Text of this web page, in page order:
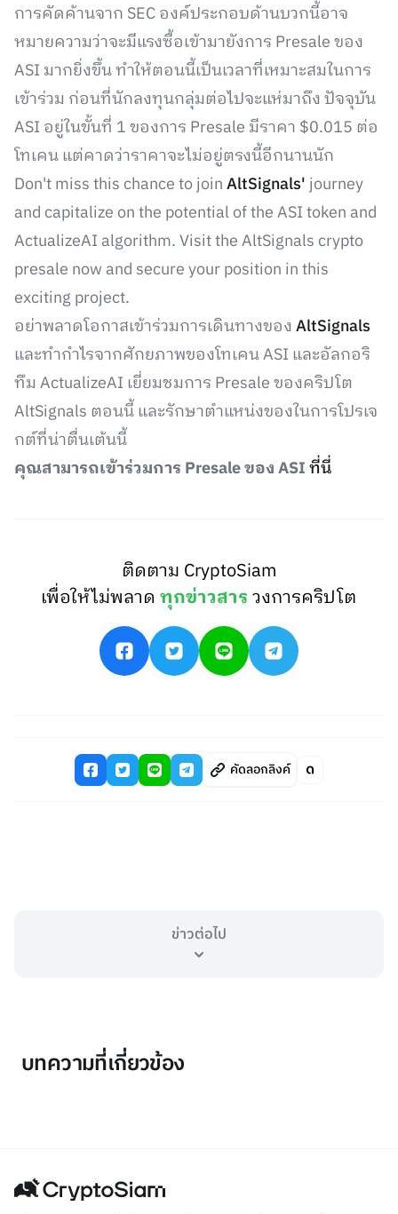
การคัดค้านจาก SEC องค์ประกอบด้านบวกนี้อาจ
หมายความว่าจะมีแรงซื้อเข้ามายังการ Presale ของ
ASI มากยิ่งขึ้น ทำให้ตอนนี้เป็นเวลาที่เหมาะสมในการ
เข้าร่วม ก่อนที่นักลงทุนกลุ่มต่อไปจะแห่มาถึง ปัจจุบัน
ASI อยู่ในขั้นที่ 1 ของการ Presale มีราคา $0.015 ต่อ
โทเคน แต่คาดว่าราคาจะไม่อยู่ตรงนี้อีกนานนัก
Don't miss this chance to joinAltSignals'journey
and capitalize on the potential of the ASI token and
ActualizeAI algorithm. Visit the AltSignals crypto
presale now and secure your position in this
exciting project.
อย่าพลาดโอกาสเข้าร่วมการเดินทางของAltSignals
และทำกำไรจากศักยภาพของโทเคน ASI และอัลกอริ
ทึม ActualizeAI เยี่ยมชมการ Presale ของคริปโต
AltSignals ตอนนี้ และรักษาตำแหน่งของในการโปรเจ
กต์ที่น่าตื่นเต้นนี้
คุณสามารถเข้าร่วมการ Presale ของ ASIที่นี่
ติดตาม CryptoSiam
เพื่อให้ไม่พลาดทุกข่าวสารวงการคริปโต
คัดลอกลิงค์
ข่าวต่อไป
บทความที่เกี่ยวข้อง